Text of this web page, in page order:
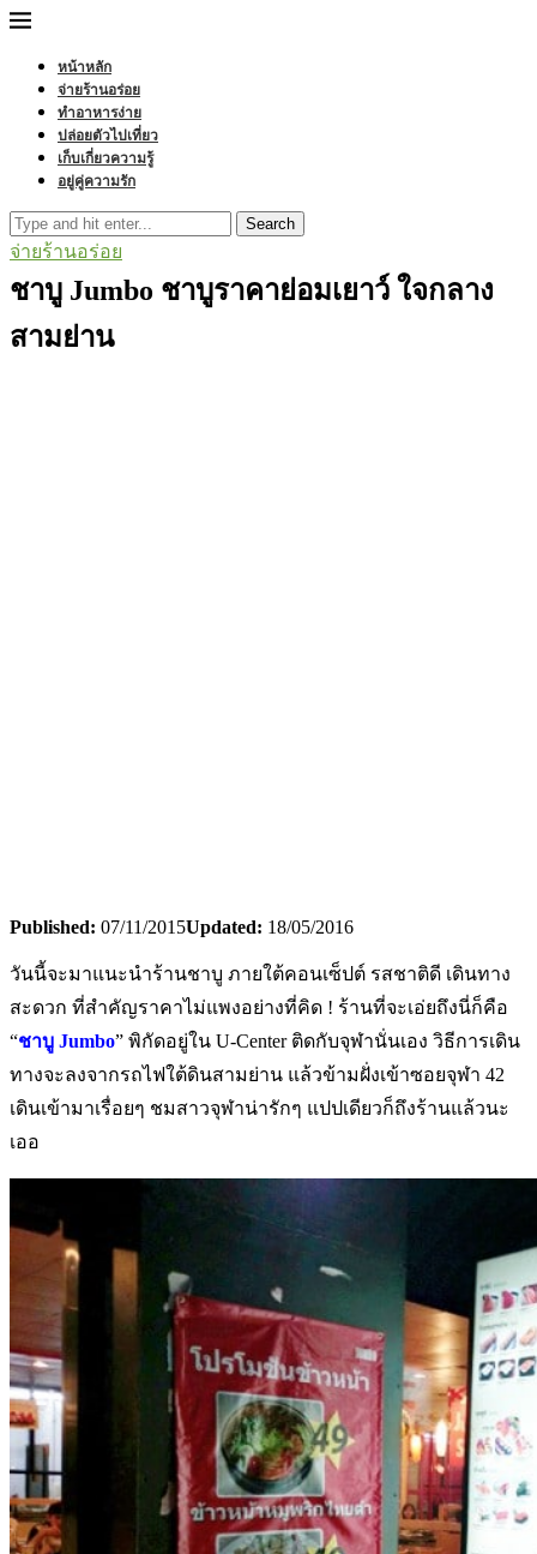
หน้าหลัก
จ่ายร้านอร่อย
ทำอาหารง่าย
ปล่อยตัวไปเที่ยว
เก็บเกี่ยวความรู้
อยู่คู่ความรัก
Search
จ่ายร้านอร่อย
ชาบู Jumbo ชาบูราคาย่อมเยาว์ ใจกลาง
สามย่าน
Published: 07/11/2015Updated: 18/05/2016
วันนี้จะมาแนะนำร้านชาบู ภายใต้คอนเซ็ปต์ รสชาติดี เดินทาง
สะดวก ที่สำคัญราคาไม่แพงอย่างที่คิด ! ร้านที่จะเอ่ยถึงนี่ก็คือ
“ชาบู Jumbo” พิกัดอยู่ใน U-Center ติดกับจุฬานั่นเอง วิธีการเดิน
ทางจะลงจากรถไฟใต้ดินสามย่าน แล้วข้ามฝั่งเข้าซอยจุฬา 42
เดินเข้ามาเรื่อยๆ ชมสาวจุฬาน่ารักๆ แปปเดียวก็ถึงร้านแล้วนะ
เออ